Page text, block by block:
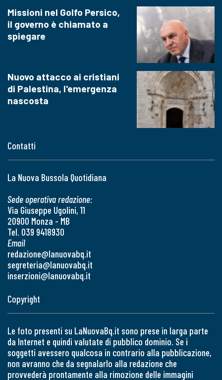
Contatti
La Nuova Bussola Quotidiana
Sede operativa redazione:
Via Giuseppe Ugolini, 11
20900 Monza - MB
Tel. 039 9418930
Email
redazione@lanuovabq.it
segreteria@lanuovabq.it
inserzioni@lanuovabq.it
Missioni nel Golfo Persico,
il governo è chiamato a
spiegare
Nuovo attacco ai cristiani
di Palestina, l'emergenza
nascosta
Copyright
Le foto presenti su LaNuovaBq.it sono prese in larga parte
da Internet e quindi valutate di pubblico dominio. Se i
soggetti avessero qualcosa in contrario alla pubblicazione,
non avranno che da segnalarlo alla redazione che
provvederà prontamente alla rimozione delle immagini